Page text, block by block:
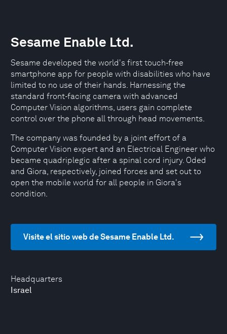
Headquarters
Israel
Sesame Enable Ltd.
Sesame developed the world's first touch-free
smartphone app for people with disabilities who have
limited to no use of their hands. Harnessing the
standard front-facing camera with advanced
Computer Vision algorithms, users gain complete
control over the phone all through head movements.
The company was founded by a joint effort of a
Computer Vision expert and an Electrical Engineer who
became quadriplegic after a spinal cord injury. Oded
and Giora, respectively, joined forces and set out to
open the mobile world for all people in Giora's
condition.
Visite el sitio web de Sesame Enable Ltd.